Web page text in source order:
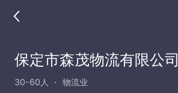
保定市森茂物流有限公司
30-60人 物流业